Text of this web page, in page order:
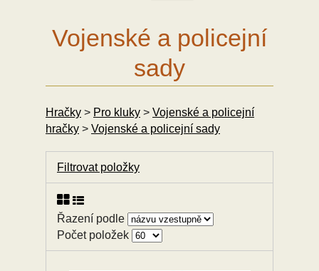
Vojenské a policejní
sady
Hračky > Pro kluky > Vojenské a policejní
hračky > Vojenské a policejní sady
Filtrovat položky
Řazení podle
Počet položek